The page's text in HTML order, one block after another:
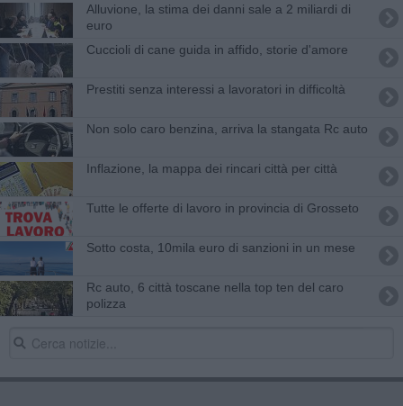
Alluvione, la stima dei danni sale a 2 miliardi di
euro
Cuccioli di cane guida in affido, storie d'amore
Prestiti senza interessi a lavoratori in difficoltà
Non solo caro benzina, arriva la stangata Rc auto
Inflazione, la mappa dei rincari città per città
​Tutte le offerte di lavoro in provincia di Grosseto
Sotto costa, 10mila euro di sanzioni in un mese
Rc auto, 6 città toscane nella top ten del caro
polizza